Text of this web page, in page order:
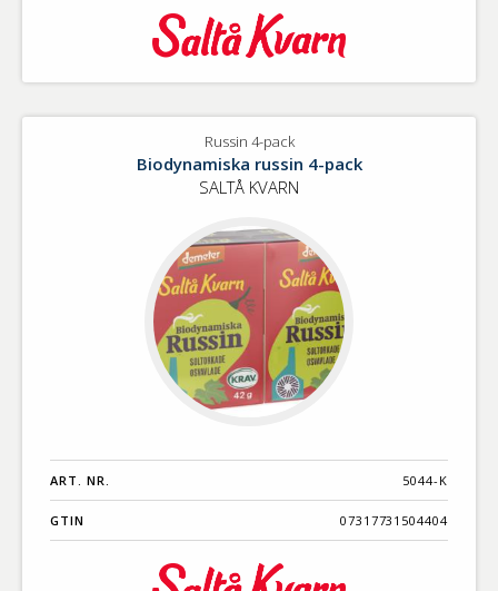
Russin 4-pack
Biodynamiska russin 4-pack
SALTÅ KVARN
ART. NR. 5044-K
GTIN 07317731504404